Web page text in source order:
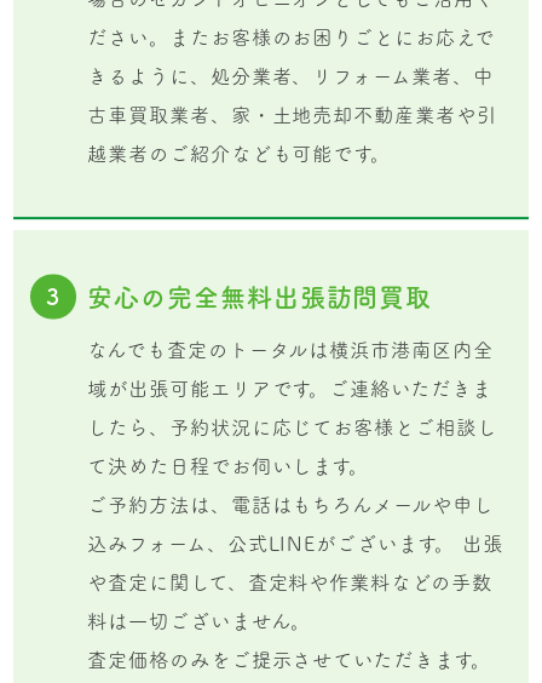
ださい。またお客様のお困りごとにお応えで
きるように、処分業者、リフォーム業者、中
古車買取業者、家・土地売却不動産業者や引
越業者のご紹介なども可能です。
3 安心の完全無料出張訪問買取
なんでも査定のトータルは横浜市港南区内全
域が出張可能エリアです。ご連絡いただきま
したら、予約状況に応じてお客様とご相談し
て決めた日程でお伺いします。
ご予約方法は、電話はもちろんメールや申し
込みフォーム、公式LINEがございます。 出張
や査定に関して、査定料や作業料などの手数
料は一切ございません。
査定価格のみをご提示させていただきます。